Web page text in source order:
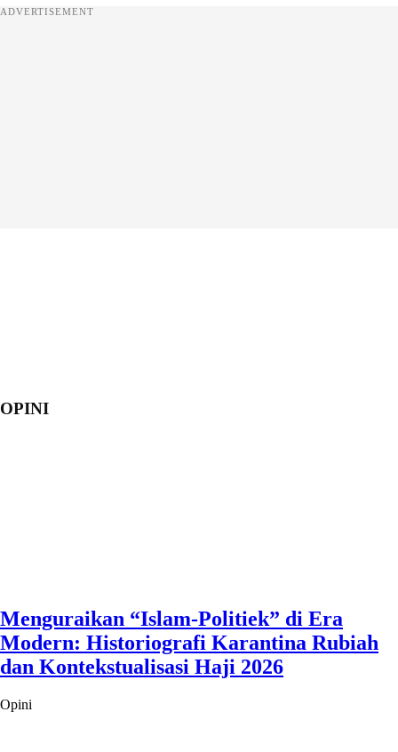
ADVERTISEMENT
OPINI
Menguraikan “Islam-Politiek” di Era
Modern: Historiografi Karantina Rubiah
dan Kontekstualisasi Haji 2026
Opini